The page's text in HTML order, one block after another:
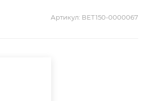
Артикул: ВЕТ150-0000067